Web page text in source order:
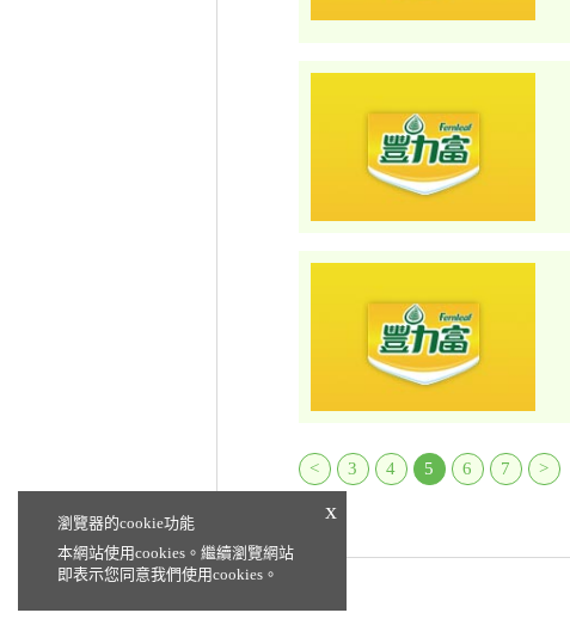
< 3 4 5 6 7 >
x
瀏覽器的cookie功能
本網站使用cookies。繼續瀏覽網站
即表示您同意我們使用cookies。